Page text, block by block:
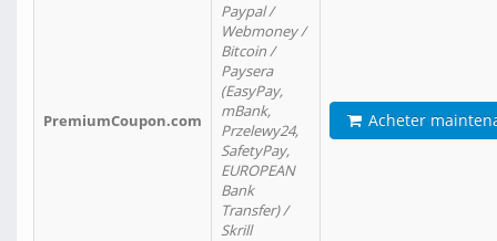
PremiumCoupon.com
Paypal /
Webmoney /
Bitcoin /
Paysera
(EasyPay,
mBank,
Przelewy24,
SafetyPay,
EUROPEAN
Bank
Transfer) /
Skrill
Acheter